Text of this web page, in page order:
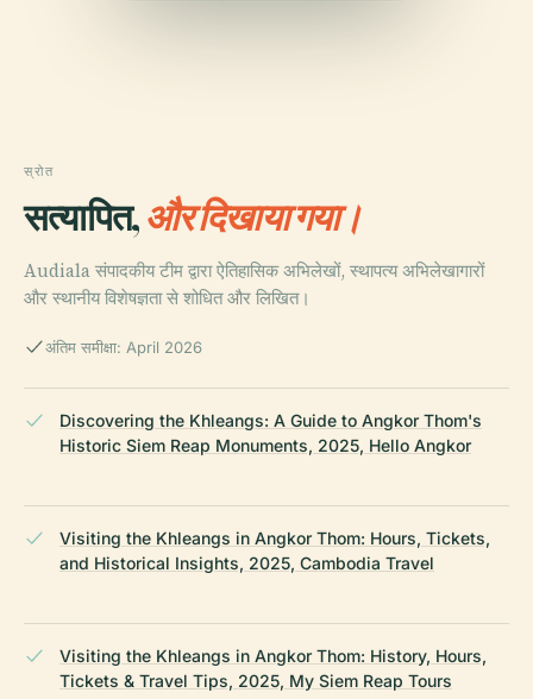
स्रोत
सत्यापित,और दिखाया गया।
Audiala संपादकीय टीम द्वारा ऐतिहासिक अभिलेखों, स्थापत्य अभिलेखागारों
और स्थानीय विशेषज्ञता से शोधित और लिखित।
अंतिम समीक्षा: April 2026
Discovering the Khleangs: A Guide to Angkor Thom's
Historic Siem Reap Monuments, 2025, Hello Angkor
Visiting the Khleangs in Angkor Thom: Hours, Tickets,
and Historical Insights, 2025, Cambodia Travel
Visiting the Khleangs in Angkor Thom: History, Hours,
Tickets & Travel Tips, 2025, My Siem Reap Tours